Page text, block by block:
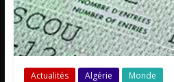
Actualités Algérie Monde